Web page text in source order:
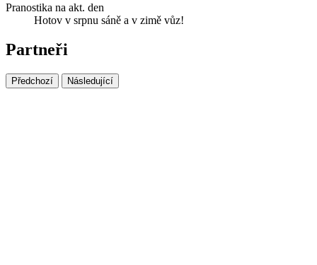
Pranostika na akt. den
Hotov v srpnu sáně a v zimě vůz!
Partneři
Předchozí Následující